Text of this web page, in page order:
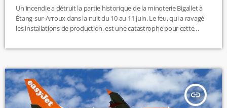
Un incendie a détruit la partie historique de la minoterie Bigallet à
Étang-sur-Arroux dans la nuit du 10 au 11 juin. Le feu, qui a ravagé
les installations de production, est une catastrophe pour cette
plusieurs communes voisines, ont lutté toute la nuit pour contenir
d'effondrement et une […]
insert_link